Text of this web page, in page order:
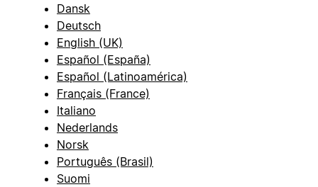
Dansk
Deutsch
English (UK)
Español (España)
Español (Latinoamérica)
Français (France)
Italiano
Nederlands
Norsk
Português (Brasil)
Suomi